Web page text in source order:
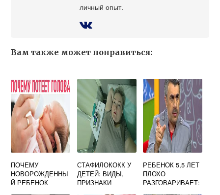
личный опыт.
Вам также может понравиться:
ПОЧЕМУ
НОВОРОЖДЕННЫ
Й РЕБЕНОК
СТАФИЛОКОКК У
ДЕТЕЙ: ВИДЫ,
ПРИЗНАКИ
РЕБЕНОК 5,5 ЛЕТ
ПЛОХО
РАЗГОВАРИВАЕТ: